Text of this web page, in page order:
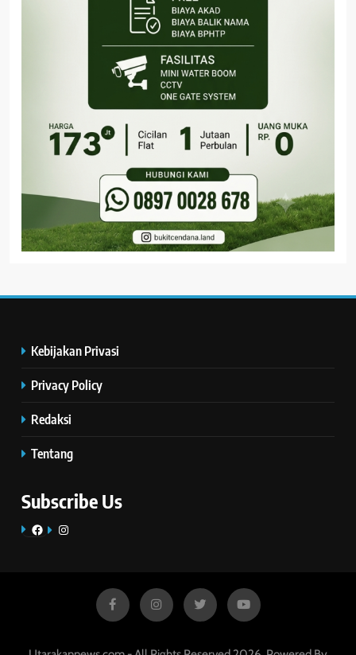
Kebijakan Privasi
Privacy Policy
Redaksi
Tentang
Subscribe Us
FacebookInstagram